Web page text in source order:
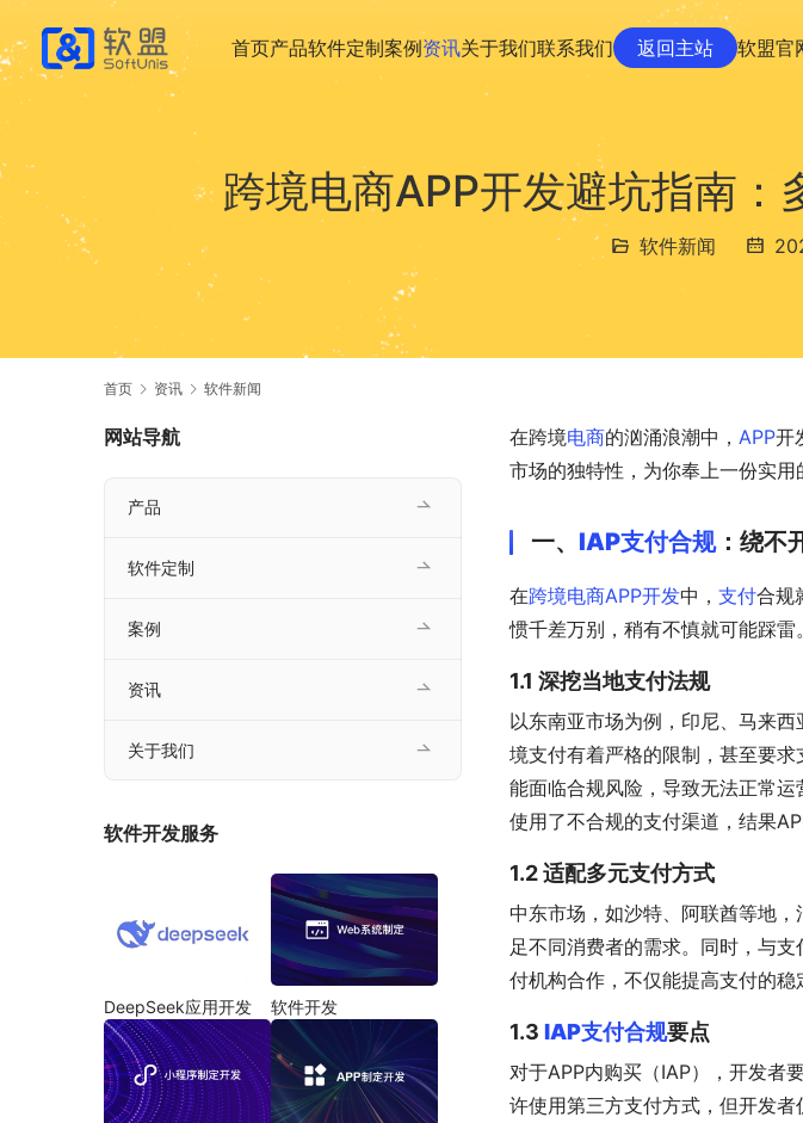
首页产品软件定制案例资讯关于我们联系我们 返回主站 软盟官
跨境电商APP开发避坑指南
软件新闻
首页 资讯 软件新闻
在跨境电商的汹涌浪潮中， APP开
市场的独特性，为你奉上一份实用
一、 IAP支付合规：绕不
在跨境电商APP开发中， 支付合规
惯千差万别，稍有不慎就可能踩雷。
1.1 深挖当地支付法规
以东南亚市场为例，印尼、马来
境支付有着严格的限制，甚至要
能面临合规风险，导致无法正常
使用了不合规的支付渠道，结果
1.2 适配多元支付方式
中东市场，如沙特、阿联酋等地
足不同消费者的需求。同时，与
付机构合作，不仅能提高支付的稳
1.3 IAP支付合规要点
对于APP内购买（IAP），开发者
许使用第三方支付方式，但开发
网站导航
产品
软件定制
案例
资讯
关于我们
软件开发服务
DeepSeek应用开发 软件开发